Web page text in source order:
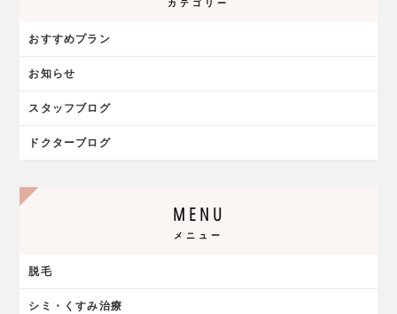
カテゴリー
おすすめプラン
お知らせ
スタッフブログ
ドクターブログ
MENU
メニュー
脱毛
シミ・くすみ治療